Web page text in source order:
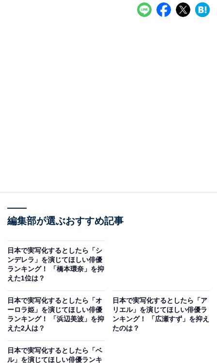
編集部が選ぶおすすめ記事
日本で実写化するとしたら「シ
ンデレラ」を演じてほしい俳優
ランキング！ 「橋本環奈」を抑
えた1位は？
日本で実写化するとしたら「オ
ーロラ姫」を演じてほしい俳優
ランキング！ 「浜辺美波」を抑
えた2人は？
日本で実写化するとしたら「ア
リエル」を演じてほしい俳優ラ
ンキング！ 「広瀬すず」を抑え
たのは？
日本で実写化するとしたら「ベ
ル」を演じてほしい俳優ランキ